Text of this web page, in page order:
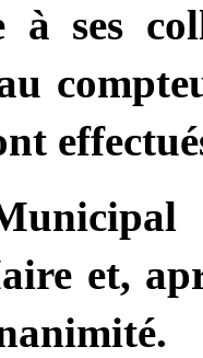
à ses
et,